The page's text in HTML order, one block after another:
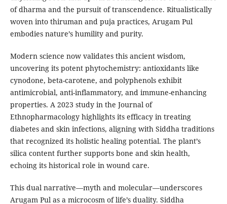
of dharma and the pursuit of transcendence. Ritualistically
woven into thiruman and puja practices, Arugam Pul
embodies nature’s humility and purity.
Modern science now validates this ancient wisdom,
uncovering its potent phytochemistry: antioxidants like
cynodone, beta-carotene, and polyphenols exhibit
antimicrobial, anti-inflammatory, and immune-enhancing
properties. A 2023 study in the Journal of
Ethnopharmacology highlights its efficacy in treating
diabetes and skin infections, aligning with Siddha traditions
that recognized its holistic healing potential. The plant’s
silica content further supports bone and skin health,
echoing its historical role in wound care.
This dual narrative—myth and molecular—underscores
Arugam Pul as a microcosm of life’s duality. Siddha